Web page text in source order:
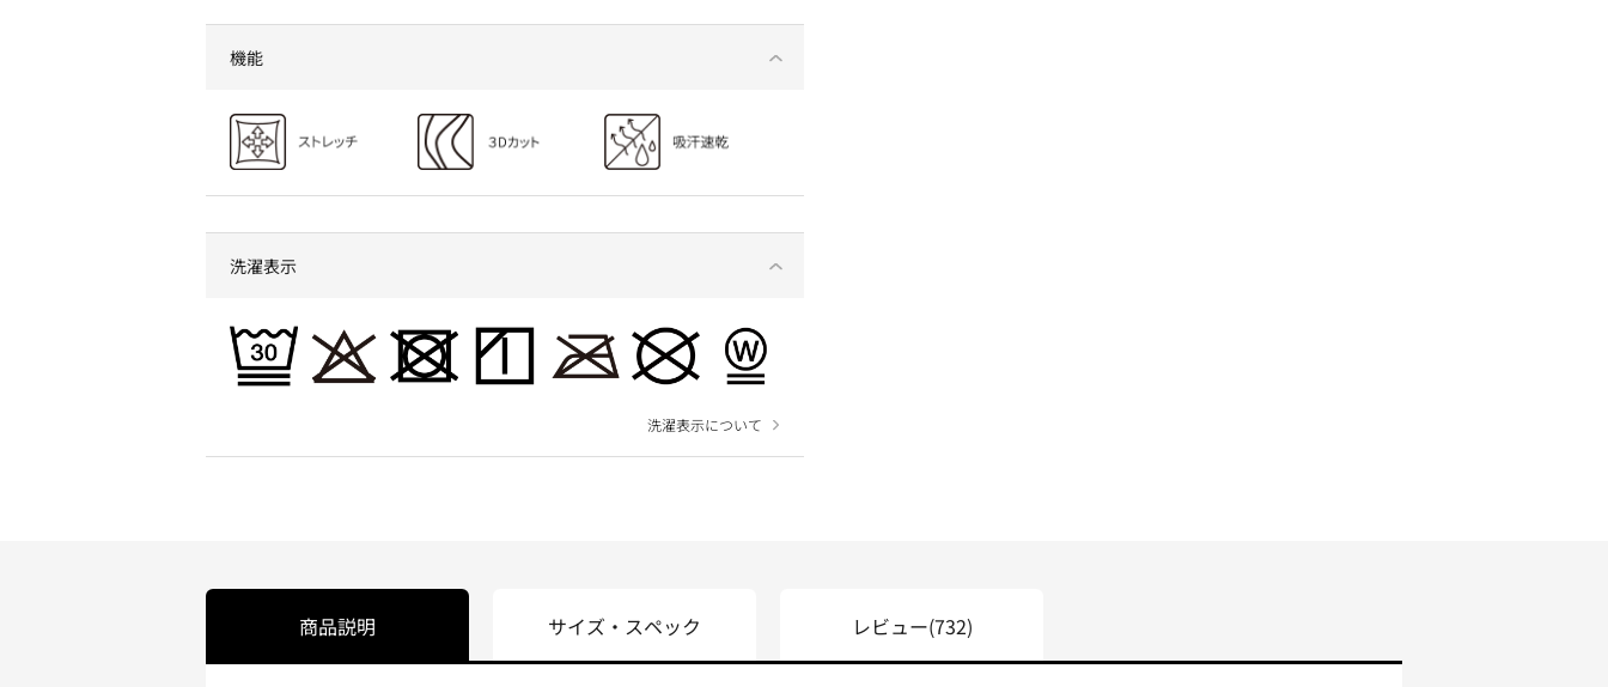
機能
洗濯表示
洗濯表示について
商品説明 サイズ・スペック レビュー(732)